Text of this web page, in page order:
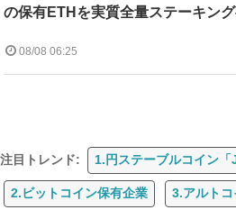
の保有ETHを実質全量ステーキン
08/08 06:25
注目トレンド: 1.円ステーブルコイン「
2.ビットコイン保有企業 3.アルト